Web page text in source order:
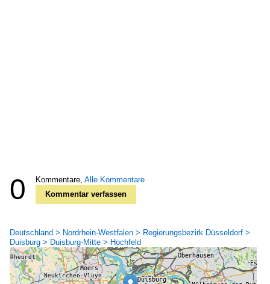
0 Kommentare, Alle Kommentare
Kommentar verfassen
Deutschland > Nordrhein-Westfalen > Regierungsbezirk Düsseldorf >
Duisburg > Duisburg-Mitte > Hochfeld